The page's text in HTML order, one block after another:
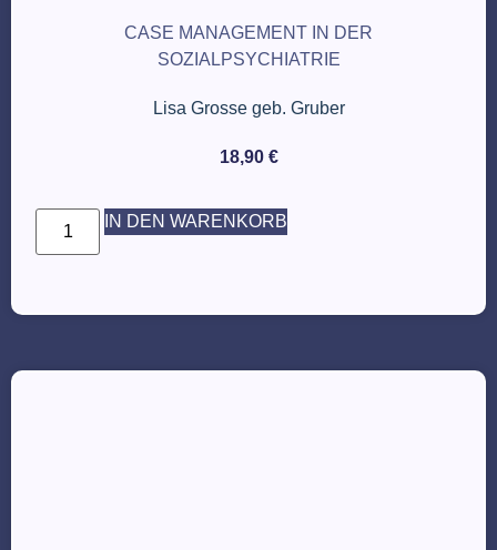
CASE MANAGEMENT IN DER
SOZIALPSYCHIATRIE
Lisa Grosse geb. Gruber
18,90 €
IN DEN WARENKORB